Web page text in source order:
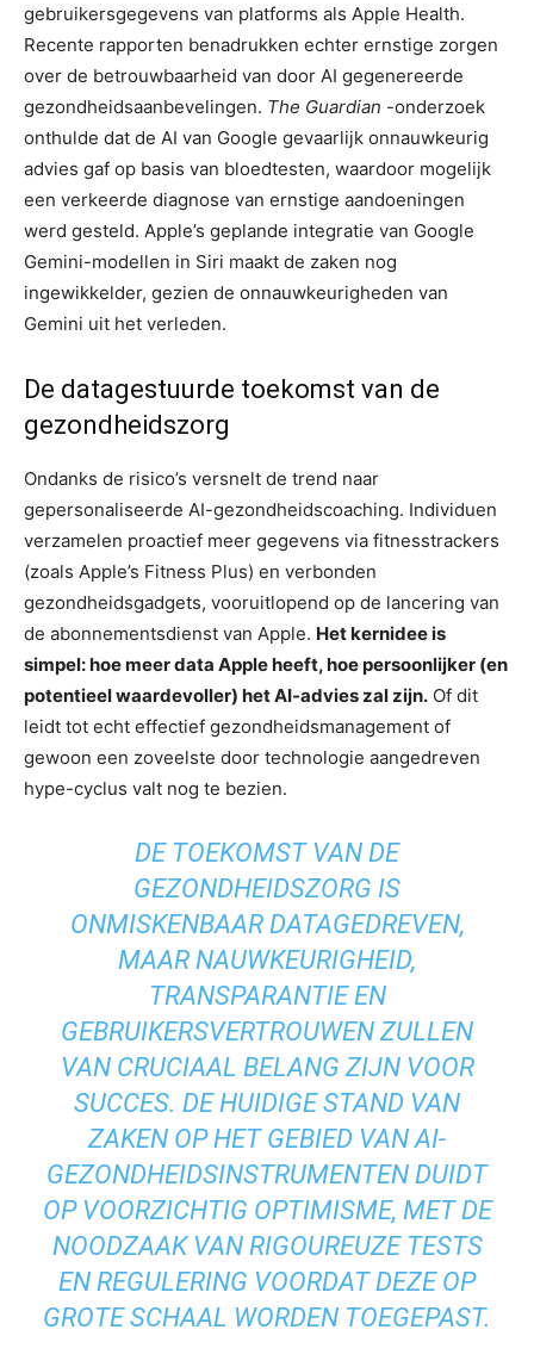
gebruikersgegevens van platforms als Apple Health.
Recente rapporten benadrukken echter ernstige zorgen
over de betrouwbaarheid van door AI gegenereerde
gezondheidsaanbevelingen. The Guardian -onderzoek
onthulde dat de AI van Google gevaarlijk onnauwkeurig
advies gaf op basis van bloedtesten, waardoor mogelijk
een verkeerde diagnose van ernstige aandoeningen
werd gesteld. Apple’s geplande integratie van Google
Gemini-modellen in Siri maakt de zaken nog
ingewikkelder, gezien de onnauwkeurigheden van
Gemini uit het verleden.
De datagestuurde toekomst van de
gezondheidszorg
Ondanks de risico’s versnelt de trend naar
gepersonaliseerde AI-gezondheidscoaching. Individuen
verzamelen proactief meer gegevens via fitnesstrackers
(zoals Apple’s Fitness Plus) en verbonden
gezondheidsgadgets, vooruitlopend op de lancering van
de abonnementsdienst van Apple. Het kernidee is
simpel: hoe meer data Apple heeft, hoe persoonlijker (en
potentieel waardevoller) het AI-advies zal zijn. Of dit
leidt tot echt effectief gezondheidsmanagement of
gewoon een zoveelste door technologie aangedreven
hype-cyclus valt nog te bezien.
DE TOEKOMST VAN DE
GEZONDHEIDSZORG IS
ONMISKENBAAR DATAGEDREVEN,
MAAR NAUWKEURIGHEID,
TRANSPARANTIE EN
GEBRUIKERSVERTROUWEN ZULLEN
VAN CRUCIAAL BELANG ZIJN VOOR
SUCCES. DE HUIDIGE STAND VAN
ZAKEN OP HET GEBIED VAN AI-
GEZONDHEIDSINSTRUMENTEN DUIDT
OP VOORZICHTIG OPTIMISME, MET DE
NOODZAAK VAN RIGOUREUZE TESTS
EN REGULERING VOORDAT DEZE OP
GROTE SCHAAL WORDEN TOEGEPAST.